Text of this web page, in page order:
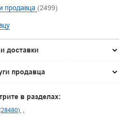
продавца (2499)
доставки
продавца
в разделах: